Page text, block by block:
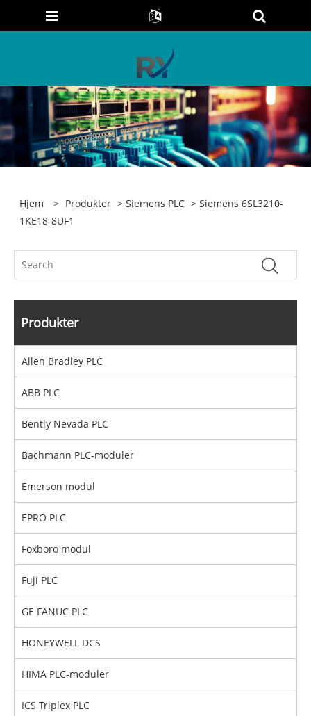
Hjem > Produkter >Siemens PLC > Siemens 6SL3210-
1KE18-8UF1
Produkter
Allen Bradley PLC
ABB PLC
Bently Nevada PLC
Bachmann PLC-moduler
Emerson modul
EPRO PLC
Foxboro modul
Fuji PLC
GE FANUC PLC
HONEYWELL DCS
HIMA PLC-moduler
ICS Triplex PLC